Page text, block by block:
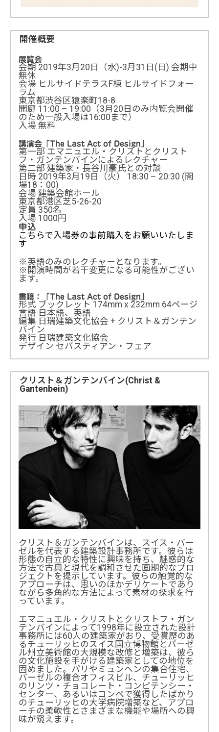
開催概要
展覧会
会期 2019年3月20日（水)-3月31日(日) 会期中
無休
会場 ヒルサイドテラスF棟 ヒルサイドフォー
ラム
東京都渋谷区猿楽町18-8
開廊 11:00 – 19:00（3月20日のみ内覧会開催
のため一般入場は16:00まで）
入場 無料
講演会「The Last Act of Design」
第一部 エマニュエル・クリストとクリスト
フ・ガンテンバインによるレクチャー
第二部 建築家・長谷川豪氏との対談
日時 2019年3月19日（火） 18:30 – 20:30 (開
場18：00)
会場 建築会館ホール
東京都港区芝5-26-20
定員 350名
入場 1000円
申込
こちらで入場券の事前購入をお願いいたしま
す
※英語のみのレクチャーとなります。
※開演時間が若干変更になる可能性がござい
ます。
書籍：「The Last Act of Design」
形式 ブックレット 174mm x 232mm 64ページ
言語 日本語、英語
編集 日瑞建築文化協会 + クリスト＆ガンテン
バイン
発行 日瑞建築文化協会
デザイン セバスティアン・フェア
クリスト＆ガンテンバイン(Christ &
Gantenbein)
クリスト＆ガンテンバインは、スイス・バー
ゼルを代表する建築設計事務所です。彼らは
形態の自立的な特性に興味を持ち、魅惑的な
方法で古典と現代を調和させた画期的なプロ
ジェクトを提示しています。彼らの触覚的な
アプローチは、思いのほかデリケートであり
ながら多角的な方法によって素材の探求を行
っています。
エマニュエル・クリストとクリストフ・ガン
テンバインによって1998年に設立された設計
事務所には60人の建築家がおり、受賞歴のあ
るチューリッヒのスイス国立博物館とバーゼ
ル州立美術館の大規模な改修と増築は、彼ら
の文化施設を手がける建築家としての地位を
固めました。パリやミュンヘンの集合住宅、
バーゼルの複合オフィスビル、チューリッヒ
のリンツ・チョコレート・コンピテンシー・
センター、あるいはコンペで獲得したばかり
のチューリッヒの大学病院増築など、アプロ
ーチの柔軟性とさまざまな機能や場所への興
味が窺えます。